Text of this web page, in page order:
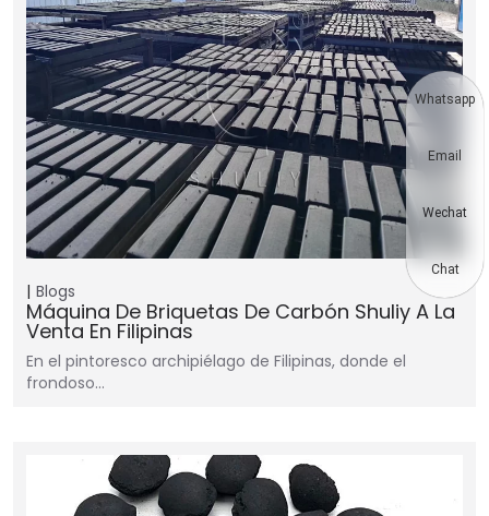
Blogs
Máquina De Briquetas De Carbón Shuliy A La
Venta En Filipinas
En el pintoresco archipiélago de Filipinas, donde el
frondoso…
Whatsapp
Email
Wechat
Chat